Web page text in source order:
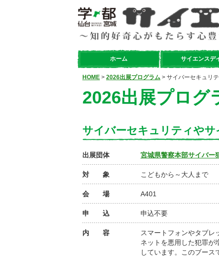
ホーム サイエンスデ
HOME > 2026出展プログラム > サイバーセキュリ
2026出展プログ
サイバーセキュリティや
出展団体 宮城県警察本部サイバー
対 象 こどもから～大人まで
会 場 A401
申 込 申込不要
内 容
スマートフォンやタブレ
ネットを悪用した犯罪が
しています。このブース